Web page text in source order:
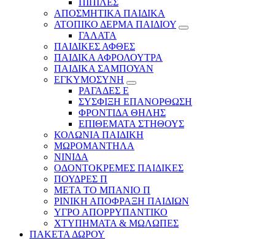
ΑΠΟΣΜΗΤΙΚΑ ΠΑΙΔΙΚΑ
ΑΤΟΠΙΚΟ ΔΕΡΜΑ ΠΑΙΔΙΟΥ
ΓΑΛΑΤΑ
ΠΑΙΔΙΚΕΣ ΑΦΘΕΣ
ΠΑΙΔΙΚΑ ΑΦΡΟΛΟΥΤΡΑ
ΠΑΙΔΙΚΑ ΣΑΜΠΟΥΑΝ
ΕΓΚΥΜΟΣΥΝΗ
ΡΑΓΑΔΕΣ Ε
ΣΥΣΦΙΞΗ ΕΠΑΝΟΡΘΩΣΗ
ΦΡΟΝΤΙΔΑ ΘΗΛΗΣ
ΕΠΙΘΕΜΑΤΑ ΣΤΗΘΟΥΣ
ΚΟΛΩΝΙΑ ΠΑΙΔΙΚΗ
ΜΩΡΟΜΑΝΤΗΛΑ
ΝΙΝΙΔΑ
ΟΔΟΝΤΟΚΡΕΜΕΣ ΠΑΙΔΙΚΕΣ
ΠΟΥΔΡΕΣ Π
ΜΕΤΑ ΤΟ ΜΠΑΝΙΟ Π
ΡΙΝΙΚΗ ΑΠΟΦΡΑΞΗ ΠΑΙΔΙΩΝ
ΥΓΡΟ ΑΠΟΡΡΥΠΑΝΤΙΚΟ
ΧΤΥΠΗΜΑΤΑ & ΜΩΛΩΠΕΣ
ΠΑΚΕΤΑ ΔΩΡΟΥ